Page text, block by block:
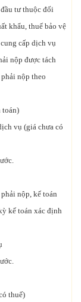
tư thuộc đối
khẩu, thuế bảo vệ
cấp dịch vụ
nộp được tách
nộp theo
toán)
vụ (giá chưa có
nộp, kế toán
kế toán xác định
thuế)